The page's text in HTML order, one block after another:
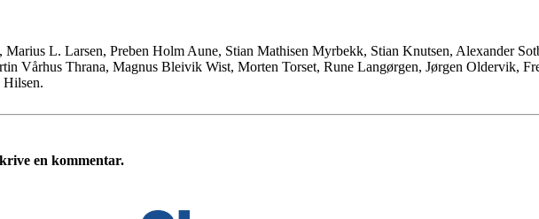
Marius L. Larsen, Preben Holm Aune, Stian Mathisen Myrbekk, Stian Knutsen, Alexander
Vårhus Thrana, Magnus Bleivik Wist, Morten Torset, Rune Langørgen, Jørgen Oldervik,
en kommentar.